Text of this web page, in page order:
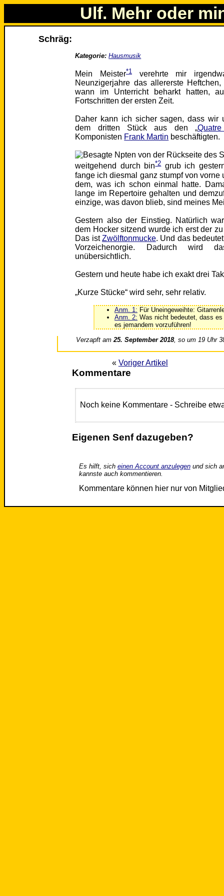
Ulf. Mehr oder
Schräg:
Kategorie: Hausmusik
Mein Meister*1verehrte mir
Neunzigerjahre das allererste
wann im Unterricht beharkt hatten,
Fortschritten der ersten Zeit.
Daher kann ich sicher sagen, dass wir
dem dritten Stück aus den „
Komponisten Frank Martin beschäftigten.
weitgehend durch bin*2grub ich
fange ich diesmal ganz stumpf von
dem, was ich schon einmal hatte.
lange im Repertoire gehalten und
einzige, was davon blieb, sind meines
Gestern also der Einstieg. Natürlich
dem Hocker sitzend wurde ich erst der
Das istZwölftonmucke. Und das
Vorzeichenorgie. Dadurch wird
unübersichtlich.
Gestern und heute habe ich exakt drei
„Kurze Stücke“ wird sehr, sehr relativ.
Anm. 1: Für Uneingeweihte:
Anm. 2: Was nicht bedeutet, dass
es jemandem vorzuführen!
Verzapft am25. September 2018, so um 19 Uhr
« Voriger Artikel
Kommentare
Noch keine Kommentare - Schreibe
Eigenen Senf dazugeben?
Es hilft, sich einen Account anzulegenund sich
kannste auch kommentieren.
Kommentare können hier nur von